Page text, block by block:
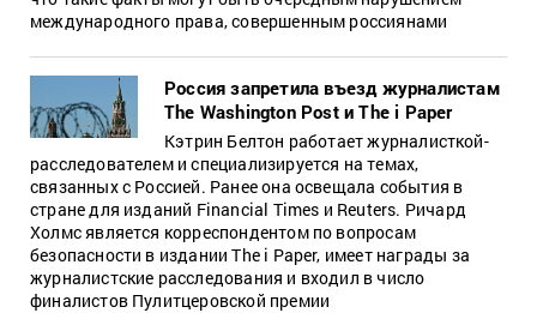
международного права, совершенным россиянами
Россия запретила въезд журналистам
The Washington Post и The i Paper
Кэтрин Белтон работает журналисткой-
расследователем и специализируется на темах,
связанных с Россией. Ранее она освещала события в
стране для изданий Financial Times и Reuters. Ричард
Холмс является корреспондентом по вопросам
безопасности в издании The i Paper, имеет награды за
журналистские расследования и входил в число
финалистов Пулитцеровской премии